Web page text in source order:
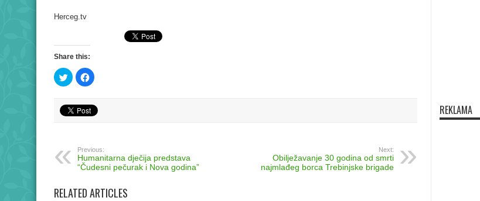
Herceg.tv
Share this:
Click
to
share
Twitter
(Opens
in
Click
to
Facebook
(Opens
in
Previous:
Humanitarna dječija predstava
“Čudesni pečurak i Nova godina”
Next:
Obilježavanje 30 godina od smrti
najmlađeg borca Trebinjske brigade
RELATED ARTICLES
REKLAMA